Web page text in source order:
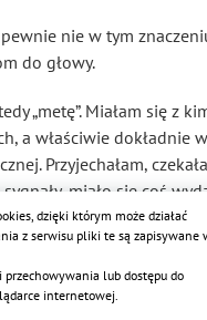
pewnie nie w tym
do głowy.
„metę”. Miałam się z
a właściwie dokładnie
Przyjechałam,
sygnały, miało się coś
ktoś kogoś wywołać —
doszło do tego
dzięki którym może działać
z serwisu pliki te są zapisywane
lub dostępu do
internetowej.